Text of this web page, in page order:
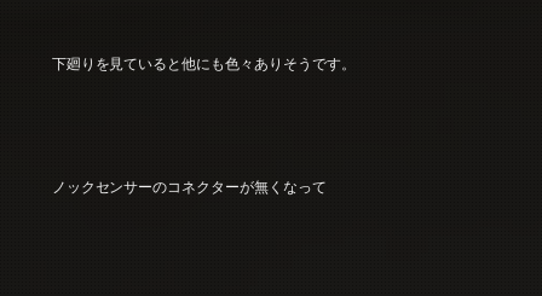
下廻りを見ていると他にも色々ありそうです。
ノックセンサーのコネクターが無くなって